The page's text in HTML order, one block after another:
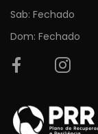
Sab: Fechado
Dom: Fechado